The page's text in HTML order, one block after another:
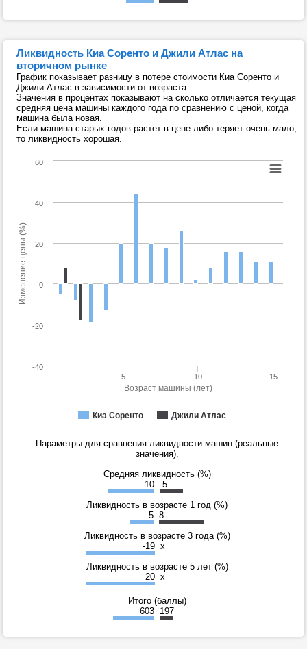
Ликвидность Киа Соренто и Джили Атлас на
вторичном рынке
График показывает разницу в потере стоимости Киа Соренто и
Джили Атлас в зависимости от возраста.
Значения в процентах показывают на сколько отличается текущая
средняя цена машины каждого года по сравнению с ценой, когда
машина была новая.
Если машина старых годов растет в цене либо теряет очень мало,
то ликвидность хорошая.
Возраст машины (лет)
Изменение цены (%)
Киа Соренто Джили Атлас
5 10 15
-20
0
20
40
-40
60
Параметры для сравнения ликвидности машин (реальные
значения).
Средняя ликвидность (%)
10 -5
Ликвидность в возрасте 1 год (%)
-5 8
Ликвидность в возрасте 3 года (%)
-19 x
Ликвидность в возрасте 5 лет (%)
20 x
Итого (баллы)
603 197